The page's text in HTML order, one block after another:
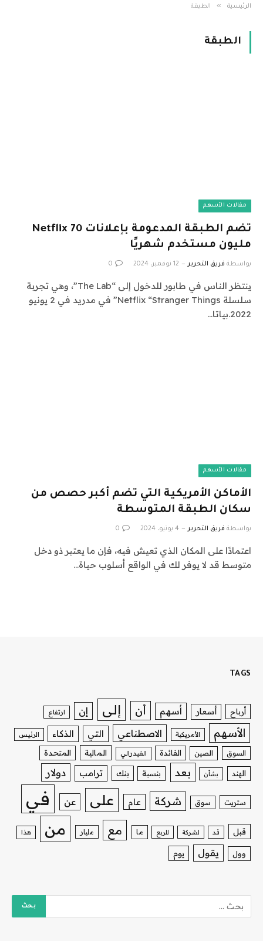
الرئيسية » الطبقة
الطبقة
مقالات الأسهم
تضم الطبقة المدعومة بإعلانات Netflix 70
مليون مستخدم شهريًا
بواسطة فريق التحرير 12 نوفمبر، 2024 0
ينتظر الناس في طابور للدخول إلى “The Lab”، وهي تجربة
سلسلة Netflix “Stranger Things” في مدريد في 2 يونيو
2022.بياتا…
مقالات الأسهم
الأماكن الأمريكية التي تضم أكبر حصص من
سكان الطبقة المتوسطة
بواسطة فريق التحرير 4 يونيو، 2024 0
اعتمادًا على المكان الذي تعيش فيه، فإن ما يعتبر ذو دخل
متوسط ​​قد لا يوفر لك في الواقع أسلوب حياة…
TAGS
أرباح أسعار أسهم أن إلى إن ارتفاع
الأسهم الأمريكية الاصطناعي التي الذكاء الرئيس
السوق الصين الفائدة الفيدرالي المالية المتحدة
الهند بشأن بعد بنسبة بنك ترامب دولار
ستريت سوق شركة عام على عن في
قبل قد لشركة للربع ما مع مليار من هذا
وول يقول يوم